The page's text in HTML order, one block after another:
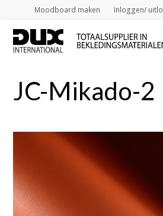
Moodboard maken Inloggen/
JC-Mikado-2